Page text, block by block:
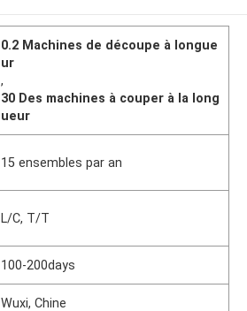
0.2 Machines de découpe à longue
ur
,
30 Des machines à couper à la long
ueur
15 ensembles par an
L/C, T/T
100-200days
Wuxi, Chine